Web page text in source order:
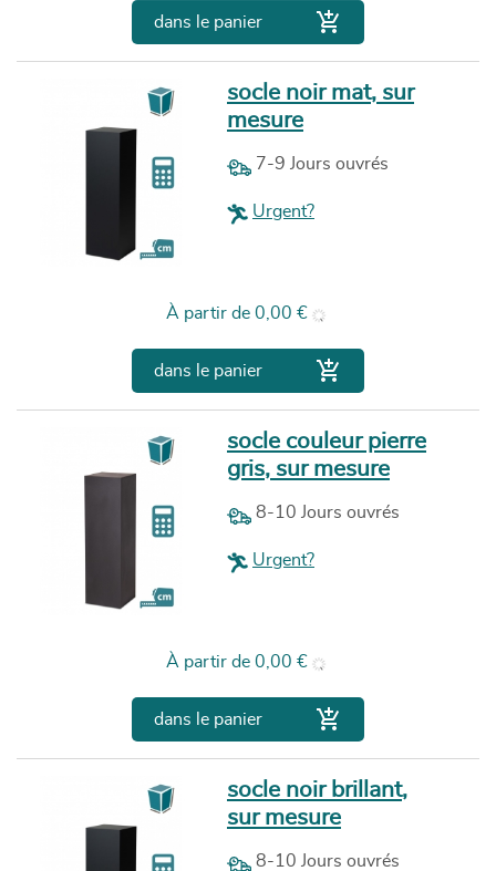
dans le panier 
socle noir mat, sur
mesure
7-9 Jours ouvrés
Urgent?
À partir de Prix
0,00 €
dans le panier 
socle couleur pierre
gris, sur mesure
8-10 Jours ouvrés
Urgent?
À partir de Prix
0,00 €
dans le panier 
socle noir brillant,
sur mesure
8-10 Jours ouvrés